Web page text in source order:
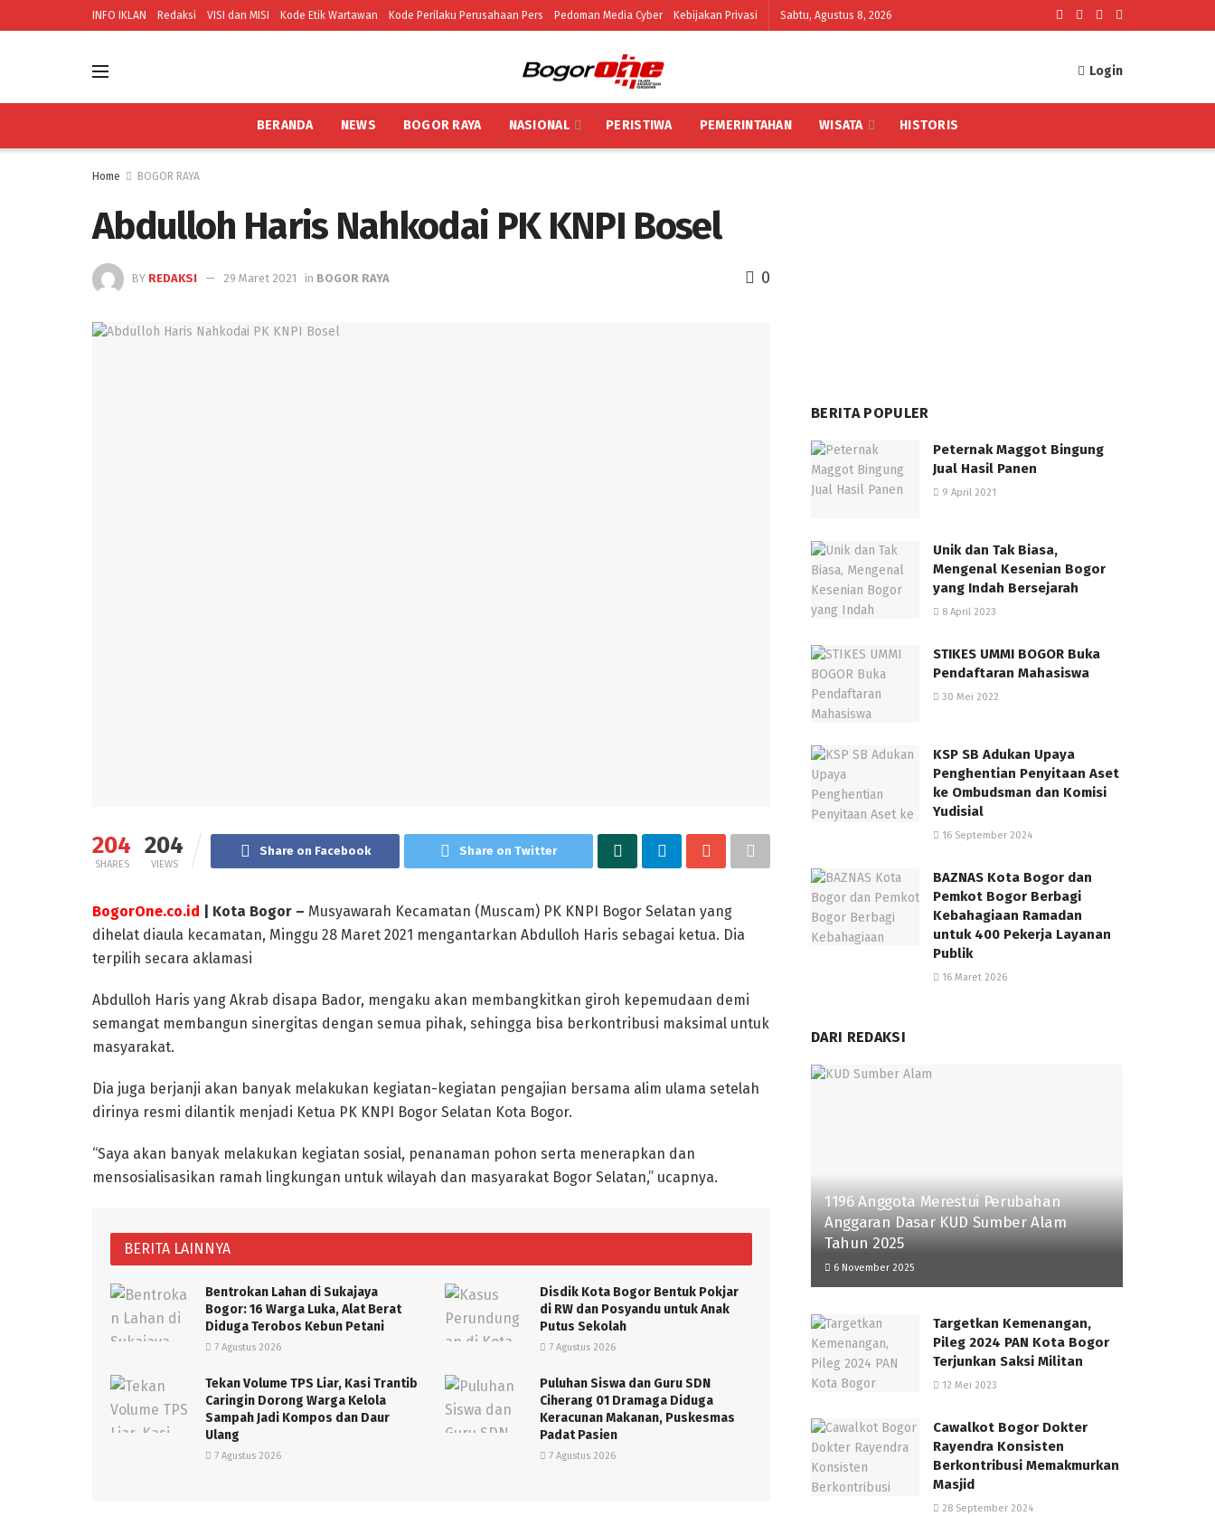
INFO IKLAN Redaksi VISI dan MISI Kode Etik Wartawan Kode Perilaku Perusahaan Pers Pedoman Media Cyber Kebijakan Privasi Sabtu, Agustus 8, 2026
Login
BERANDA NEWS BOGOR RAYA NASIONAL PERISTIWA PEMERINTAHAN WISATA HISTORIS
Home BOGOR RAYA
Abdulloh Haris Nahkodai PK KNPI Bosel
BY REDAKSI 29 Maret 2021 in BOGOR RAYA 0
204
SHARES
204
VIEWS
Share on Facebook Share on Twitter
BogorOne.co.id | Kota Bogor – Musyawarah Kecamatan (Muscam) PK KNPI Bogor Selatan yang
dihelat diaula kecamatan, Minggu 28 Maret 2021 mengantarkan Abdulloh Haris sebagai ketua. Dia
terpilih secara aklamasi
Abdulloh Haris yang Akrab disapa Bador, mengaku akan membangkitkan giroh kepemudaan demi
semangat membangun sinergitas dengan semua pihak, sehingga bisa berkontribusi maksimal untuk
masyarakat.
Dia juga berjanji akan banyak melakukan kegiatan-kegiatan pengajian bersama alim ulama setelah
dirinya resmi dilantik menjadi Ketua PK KNPI Bogor Selatan Kota Bogor.
“Saya akan banyak melakukan kegiatan sosial, penanaman pohon serta menerapkan dan
mensosialisasikan ramah lingkungan untuk wilayah dan masyarakat Bogor Selatan,” ucapnya.
BERITA LAINNYA
Bentrokan Lahan di Sukajaya
Bogor: 16 Warga Luka, Alat Berat
Diduga Terobos Kebun Petani
7 Agustus 2026
Disdik Kota Bogor Bentuk Pokjar
di RW dan Posyandu untuk Anak
Putus Sekolah
7 Agustus 2026
Tekan Volume TPS Liar, Kasi Trantib
Caringin Dorong Warga Kelola
Sampah Jadi Kompos dan Daur
Ulang
7 Agustus 2026
Puluhan Siswa dan Guru SDN
Ciherang 01 Dramaga Diduga
Keracunan Makanan, Puskesmas
Padat Pasien
7 Agustus 2026
BERITA POPULER
Peternak Maggot Bingung
Jual Hasil Panen
9 April 2021
Unik dan Tak Biasa,
Mengenal Kesenian Bogor
yang Indah Bersejarah
8 April 2023
STIKES UMMI BOGOR Buka
Pendaftaran Mahasiswa
30 Mei 2022
KSP SB Adukan Upaya
Penghentian Penyitaan Aset
ke Ombudsman dan Komisi
Yudisial
16 September 2024
BAZNAS Kota Bogor dan
Pemkot Bogor Berbagi
Kebahagiaan Ramadan
untuk 400 Pekerja Layanan
Publik
16 Maret 2026
DARI REDAKSI
1196 Anggota Merestui Perubahan
Anggaran Dasar KUD Sumber Alam
Tahun 2025
6 November 2025
Targetkan Kemenangan,
Pileg 2024 PAN Kota Bogor
Terjunkan Saksi Militan
12 Mei 2023
Cawalkot Bogor Dokter
Rayendra Konsisten
Berkontribusi Memakmurkan
Masjid
28 September 2024